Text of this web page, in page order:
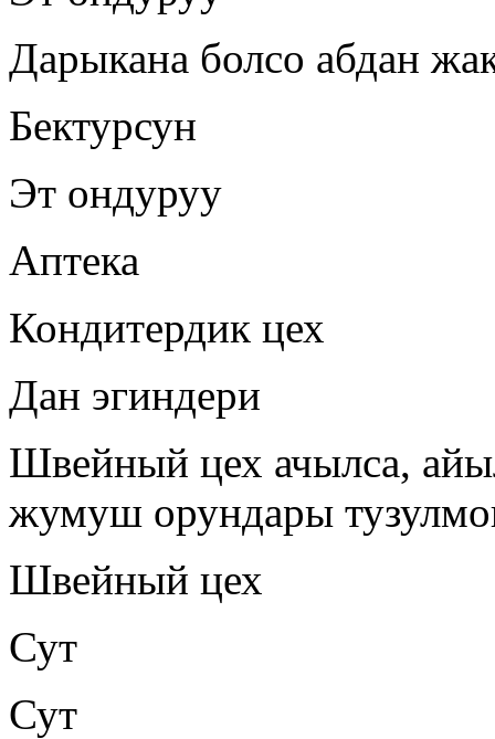
Дарыкана болсо абдан
Бектурсун
Эт ондуруу
Аптека
Кондитердик цех
Дан эгиндери
Швейный цех ачылса,
жумуш орундары
Швейный цех
Сут
Сут